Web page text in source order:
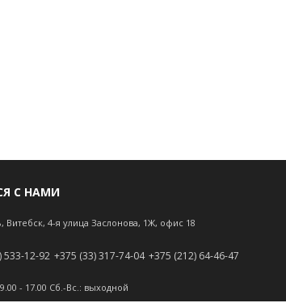
С НАМИ
Витебск, 4-я улица Заслонова, 1Ж, офис 18
533-12-92 +375 (33) 317-74-04 +375 (212) 64-46-47
- 17.00 Сб.-Вс.: выходной